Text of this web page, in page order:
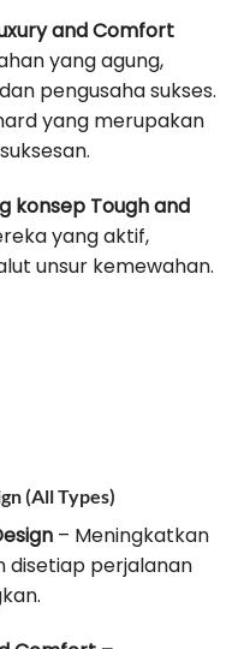
and Comfort
yang agung,
pengusaha sukses.
yang merupakan
konsep Tough and
yang aktif,
unsur kemewahan.
(All Types)
– Meningkatkan
disetiap perjalanan